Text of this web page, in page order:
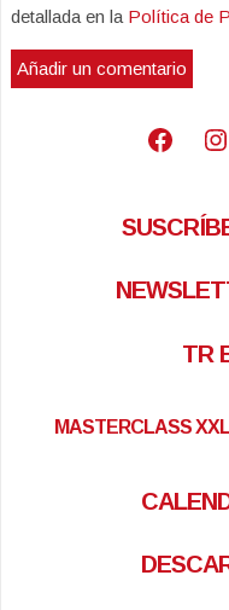
detallada en la Política de
TR
MASTERCLASS XXL